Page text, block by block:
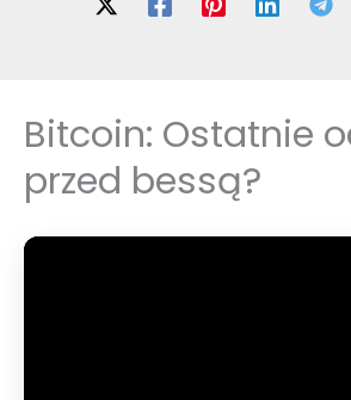
Bitcoin: Ostatnie
przed bessą?